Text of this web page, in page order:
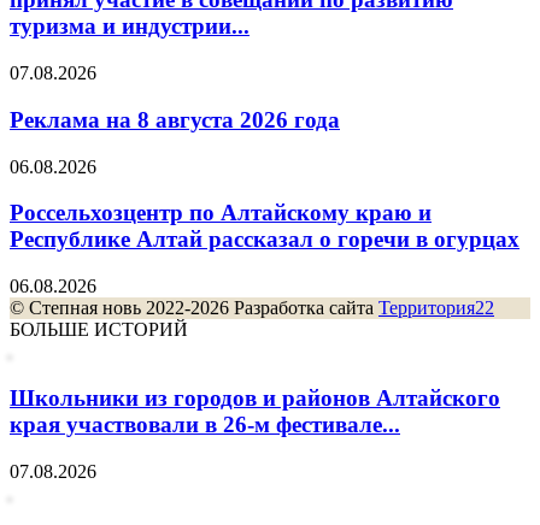
туризма и индустрии...
07.08.2026
Реклама на 8 августа 2026 года
06.08.2026
Россельхозцентр по Алтайскому краю и
Республике Алтай рассказал о горечи в огурцах
06.08.2026
© Степная новь 2022-2026 Разработка сайта Территория22
БОЛЬШЕ ИСТОРИЙ
Школьники из городов и районов Алтайского
края участвовали в 26-м фестивале...
07.08.2026